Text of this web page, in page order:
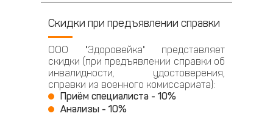
Скидки при предъявлении справки
ООО "Здоровейка" представляет
скидки (при предъявлении справки об
инвалидности, удостоверения,
справки из военного комиссариата):
Приём специалиста - 10%
Анализы - 10%